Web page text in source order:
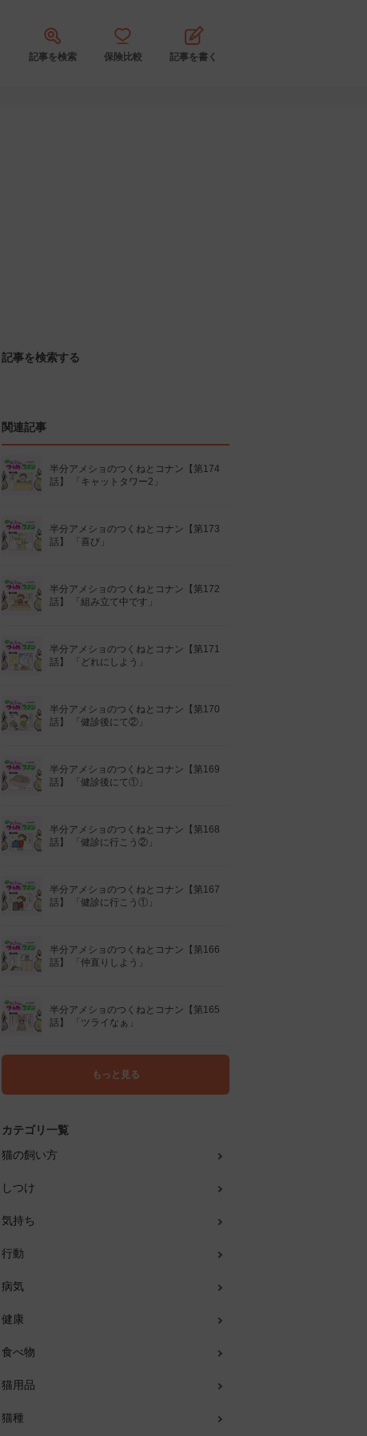
記事を検索 保険比較 記事を書く
記事を検索する
関連記事
半分アメショのつくねとコナン【第174
話】 「キャットタワー2」
半分アメショのつくねとコナン【第173
話】 「喜び」
半分アメショのつくねとコナン【第172
話】 「組み立て中です」
半分アメショのつくねとコナン【第171
話】 「どれにしよう」
半分アメショのつくねとコナン【第170
話】 「健診後にて②」
半分アメショのつくねとコナン【第169
話】 「健診後にて①」
半分アメショのつくねとコナン【第168
話】 「健診に行こう②」
半分アメショのつくねとコナン【第167
話】 「健診に行こう①」
半分アメショのつくねとコナン【第166
話】 「仲直りしよう」
半分アメショのつくねとコナン【第165
話】 「ツライなぁ」
もっと見る
カテゴリ一覧
猫の飼い方
しつけ
気持ち
行動
病気
健康
食べ物
猫用品
猫種